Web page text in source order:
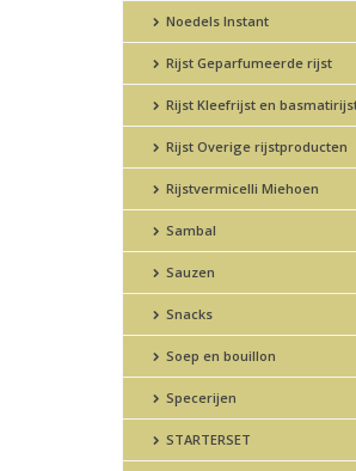
Noedels Instant
Rijst Geparfumeerde rijst
Rijst Kleefrijst en
Rijst Overige rijstproducten
Rijstvermicelli Miehoen
Sambal
Sauzen
Snacks
Soep en bouillon
Specerijen
STARTERSET